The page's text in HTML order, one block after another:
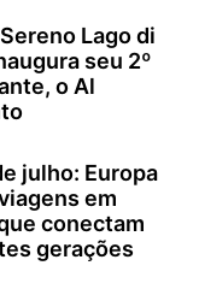
Lago di
seu 2º
o Al
julho: Europa
em
conectam
gerações